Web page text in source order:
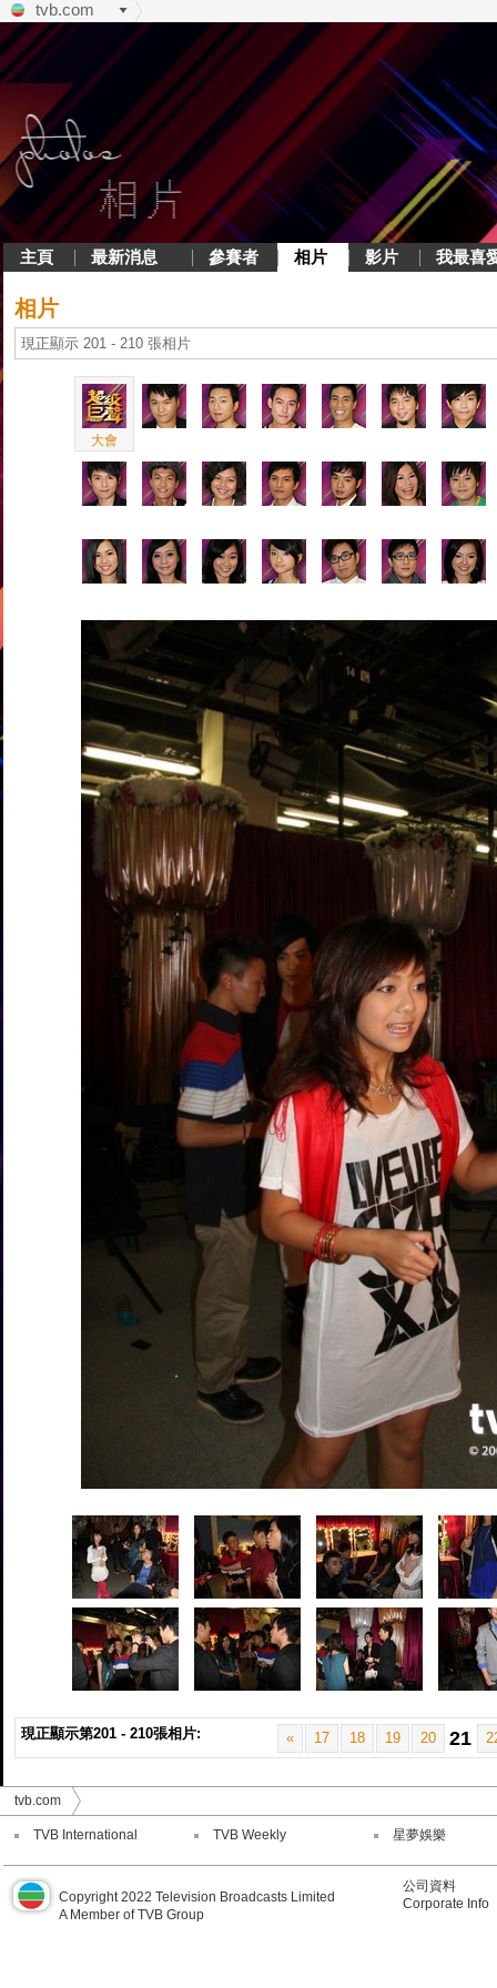
tvb.com
主頁 最新消息 參賽者 相片 影片 我最喜
相片
現正顯示 201 - 210 張相片
大會
現正顯示第201 - 210張相片: « 17 18 19 20 21
tvb.com
TVB International TVB Weekly 星夢娛樂
Copyright 2022 Television Broadcasts Limited
A Member of TVB Group
公司資料
Corporate Info